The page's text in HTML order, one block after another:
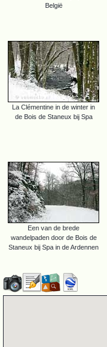
België
La Clémentine in de winter in
de Bois de Staneux bij Spa
Een van de brede
wandelpaden door de Bois de
Staneux bij Spa in de Ardennen